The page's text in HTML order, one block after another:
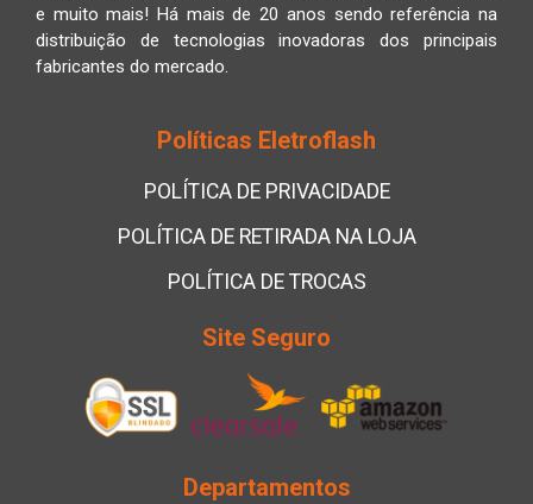
e muito mais! Há mais de 20 anos sendo referência na
distribuição de tecnologias inovadoras dos principais
fabricantes do mercado.
Políticas Eletroflash
POLÍTICA DE PRIVACIDADE
POLÍTICA DE RETIRADA NA LOJA
POLÍTICA DE TROCAS
Site Seguro
Departamentos